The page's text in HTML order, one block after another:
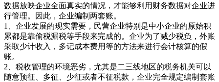
数据放映企业全面真实的情况，才能够利用财务数据对企业进
行管理。因此，企业编制两套账。
1、企业发展的现实需要，民营企业特别是中小企业的原始积
累都是靠偷税漏税等手段来完成的。企业为了减少税负，外账
采取少计收入，多记成本费用等的方法来进行会计核算的假
账。
2、税收管理的环境恶劣，尤其是二三线地区的税务机关可以
随意预征、多征、少征或者不征税款，企业完全规定编制套账